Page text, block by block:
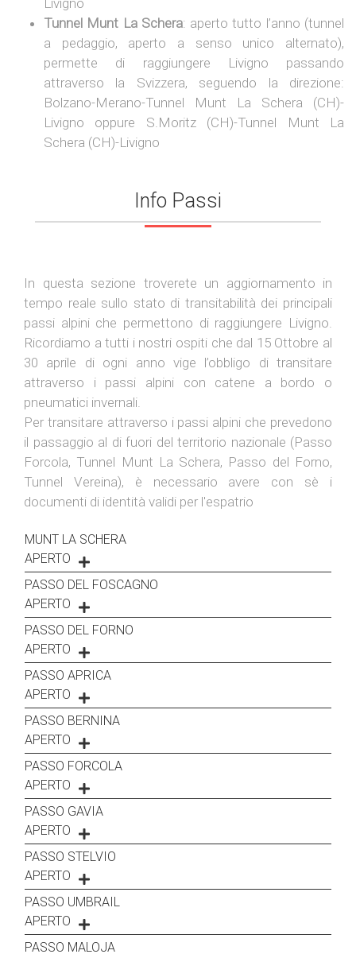
Livigno
Tunnel Munt La Schera: aperto tutto l’anno (tunnel
a pedaggio, aperto a senso unico alternato),
permette di raggiungere Livigno passando
attraverso la Svizzera, seguendo la direzione:
Bolzano-Merano-Tunnel Munt La Schera (CH)-
Livigno oppure S.Moritz (CH)-Tunnel Munt La
Schera (CH)-Livigno
Info Passi
In questa sezione troverete un aggiornamento in
tempo reale sullo stato di transitabilità dei principali
passi alpini che permettono di raggiungere Livigno.
Ricordiamo a tutti i nostri ospiti che dal 15 Ottobre al
30 aprile di ogni anno vige l’obbligo di transitare
attraverso i passi alpini con catene a bordo o
pneumatici invernali.
Per transitare attraverso i passi alpini che prevedono
il passaggio al di fuori del territorio nazionale (Passo
Forcola, Tunnel Munt La Schera, Passo del Forno,
Tunnel Vereina), è necessario avere con sè i
documenti di identità validi per l'espatrio
MUNT LA SCHERA
APERTO
PASSO DEL FOSCAGNO
APERTO
PASSO DEL FORNO
APERTO
PASSO APRICA
APERTO
PASSO BERNINA
APERTO
PASSO FORCOLA
APERTO
PASSO GAVIA
APERTO
PASSO STELVIO
APERTO
PASSO UMBRAIL
APERTO
PASSO MALOJA